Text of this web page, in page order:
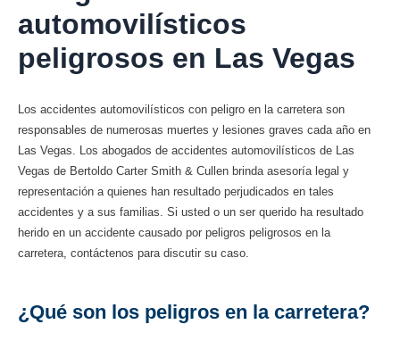
automovilísticos
peligrosos en Las Vegas
Los accidentes automovilísticos con peligro en la carretera son
responsables de numerosas muertes y lesiones graves cada año en
Las Vegas. Los abogados de accidentes automovilísticos de Las
Vegas de Bertoldo Carter Smith & Cullen brinda asesoría legal y
representación a quienes han resultado perjudicados en tales
accidentes y a sus familias. Si usted o un ser querido ha resultado
herido en un accidente causado por peligros peligrosos en la
carretera, contáctenos para discutir su caso.
¿Qué son los peligros en la carretera?